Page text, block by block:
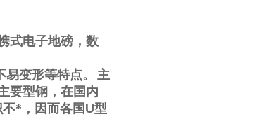
式电子地磅，数
变形等特点。
主
要型钢，在国内
*，因而各国 U型